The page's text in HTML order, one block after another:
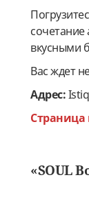
сочетание
вкусными
Вас ждет
Адрес:
Страница
«SOUL